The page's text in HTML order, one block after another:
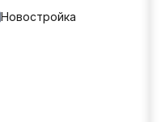
Новостройка